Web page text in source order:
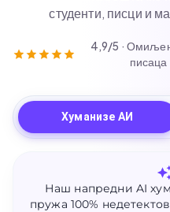
студенти, писци и
4,9/5 ·
писаца
Хуманизе АИ
Наш напредни AI
пружа 100%